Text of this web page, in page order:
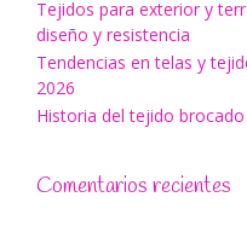
Tejidos para exterior y
diseño y resistencia
Tendencias en telas y
2026
Historia del tejido
Comentarios recientes